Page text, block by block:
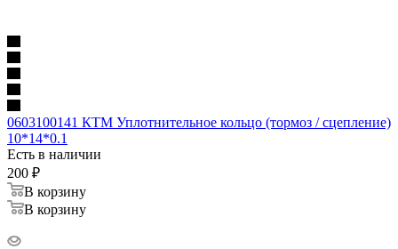
0603100141 КТМ Уплотнительное кольцо (тормоз / сцепление)
10*14*0.1
Есть в наличии
200 ₽
В корзину
В корзину